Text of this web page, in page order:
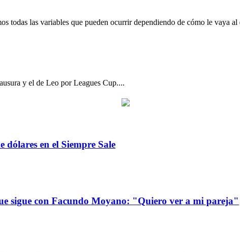
todas las variables que pueden ocurrir dependiendo de cómo le vaya
y el de Leo por Leagues Cup....
en el Siempre Sale
sigue con Facundo Moyano: "Quiero ver a mi pareja"